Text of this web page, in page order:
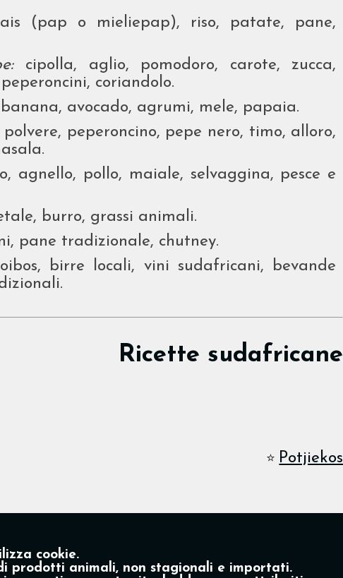
(pap o mieliepap), riso, patate, pane,
cipolla, aglio, pomodoro, carote, zucca,
coriandolo.
avocado, agrumi, mele, papaia.
peperoncino, pepe nero, timo, alloro,
agnello, pollo, maiale, selvaggina, pesce e
burro, grassi animali.
pane tradizionale, chutney.
birre locali, vini sudafricani, bevande
Ricette sudafricane
⭐ Potjiekos
cookie.
prodotti animali, non stagionali e importati.